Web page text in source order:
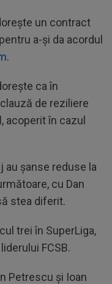
un contract
a-și da acordul
.
ca în
de reziliere
acoperit în cazul
au șanse reduse la
cu Dan
stea diferit.
trei în SuperLiga,
FCSB.
Petrescu și Ioan